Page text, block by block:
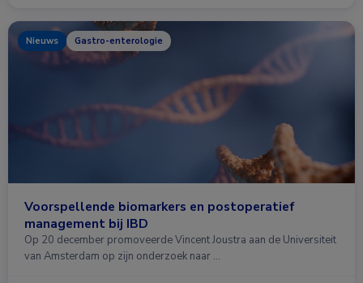
Nieuws Gastro-enterologie
Voorspellende biomarkers en postoperatief
management bij IBD
Op 20 december promoveerde Vincent Joustra aan de Universiteit
van Amsterdam op zijn onderzoek naar …